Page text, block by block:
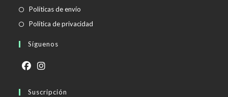
Políticas de envío
abre
Política de privacidad
Síguenos
abre abre
Suscripción